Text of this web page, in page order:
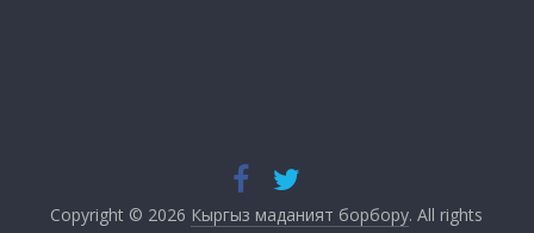
Copyright © 2026 Кыргыз маданият борбору. All rights